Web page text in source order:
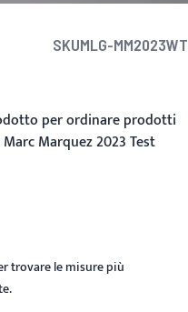
SKUMLG-MM2023WT
per ordinare prodotti
Marquez 2023 Test
trovare le misure più